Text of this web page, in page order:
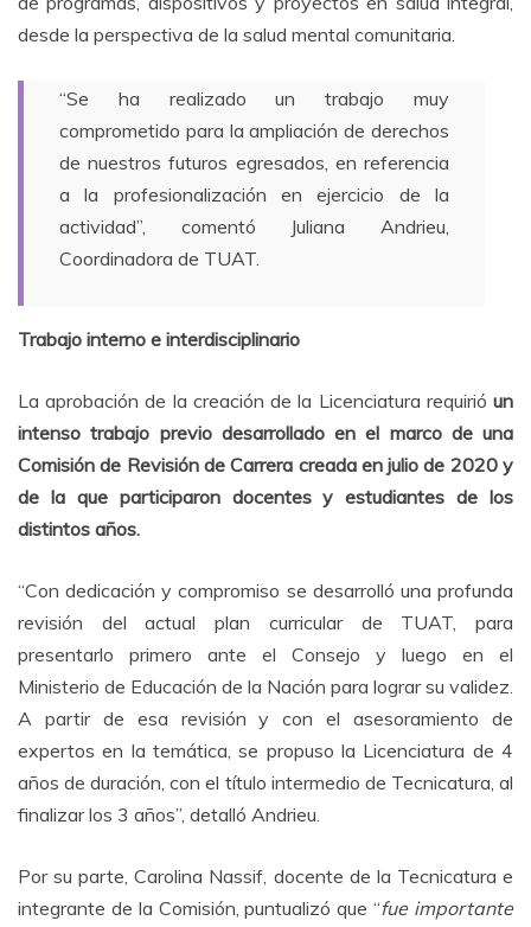
desde la perspectiva de la salud mental comunitaria.
“Se ha realizado un trabajo muy
comprometido para la ampliación de derechos
de nuestros futuros egresados, en referencia
a la profesionalización en ejercicio de la
actividad”, comentó Juliana Andrieu,
Coordinadora de TUAT.
Trabajo interno e interdisciplinario
La aprobación de la creación de la Licenciatura requirió un
intenso trabajo previo desarrollado en el marco de una
Comisión de Revisión de Carrera creada en julio de 2020 y
de la que participaron docentes y estudiantes de los
distintos años.
“Con dedicación y compromiso se desarrolló una profunda
revisión del actual plan curricular de TUAT, para
presentarlo primero ante el Consejo y luego en el
Ministerio de Educación de la Nación para lograr su validez.
A partir de esa revisión y con el asesoramiento de
expertos en la temática, se propuso la Licenciatura de 4
años de duración, con el título intermedio de Tecnicatura, al
finalizar los 3 años”, detalló Andrieu.
Por su parte, Carolina Nassif, docente de la Tecnicatura e
integrante de la Comisión, puntualizó que “fue importante